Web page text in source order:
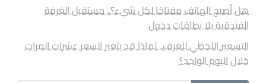
هل أصبح الهاتف مفتاحًا لكل شيء؟.. مستقبل الغرفة
الفندقية بلا بطاقات دخول
التسعير اللحظي للغرف.. لماذا قد يتغير السعر عشرات المرات
خلال اليوم الواحد؟